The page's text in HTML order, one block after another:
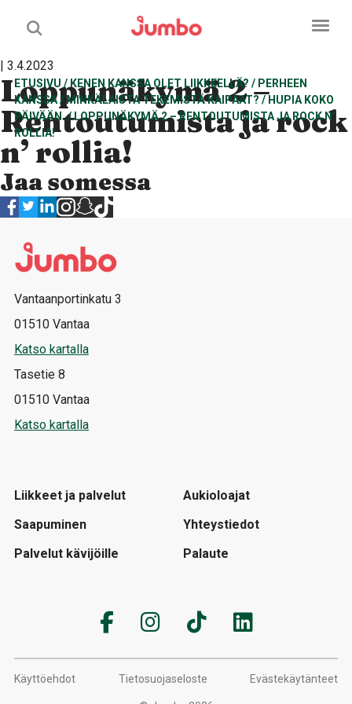
ETUSIVU / KENEN KANSSA OLET LIIKKEELLÄ? / PERHEEN
KANSSA/ MINKÄLAISTA TEKEMISTÄ KAIPAAT? / HUPIA KOKO
PÄIVÄÄN./LOPPUNÄKYMÄ 2 – RENTOUTUMISTA JA ROCK N’
ROLLIA!
| 3.4.2023
Loppunäkymä 2 –
Rentoutumista ja rock
n’ rollia!
Jaa somessa
Vantaanportinkatu 3
01510 Vantaa
Katso kartalla
Tasetie 8
01510 Vantaa
Katso kartalla
Liikkeet ja palvelut
Saapuminen
Palvelut kävijöille
Aukioloajat
Yhteystiedot
Palaute
Käyttöehdot Tietosuojaseloste Evästekäytänteet